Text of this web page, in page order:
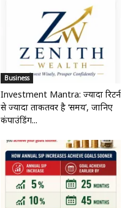
Business
Investment Mantra: ज्यादा रिटर्न
से ज्यादा ताकतवर है ‘समय’, जानिए
कंपाउंडिंग...